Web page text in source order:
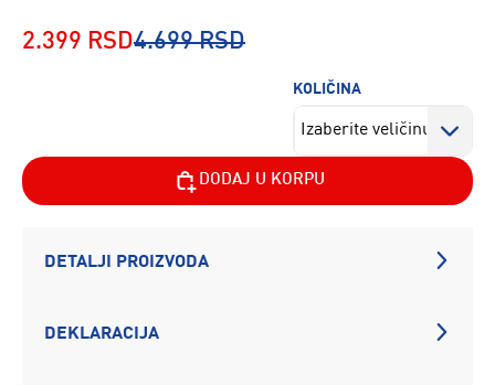
2.399 RSD4.699 RSD
KOLIČINA
DODAJ U KORPU
DETALJI PROIZVODA
DEKLARACIJA